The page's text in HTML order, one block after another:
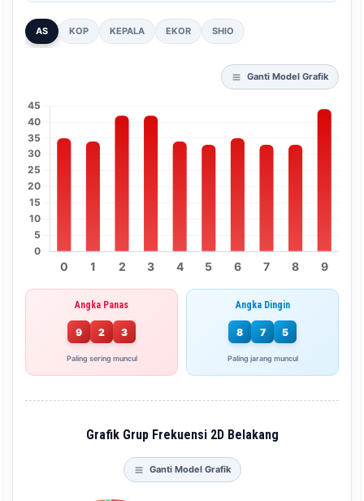
AS KOP KEPALA EKOR SHIO
Ganti Model Grafik
Angka Panas
9 2 3
Paling sering muncul
Angka Dingin
8 7 5
Paling jarang muncul
Grafik Grup Frekuensi 2D Belakang
Ganti Model Grafik